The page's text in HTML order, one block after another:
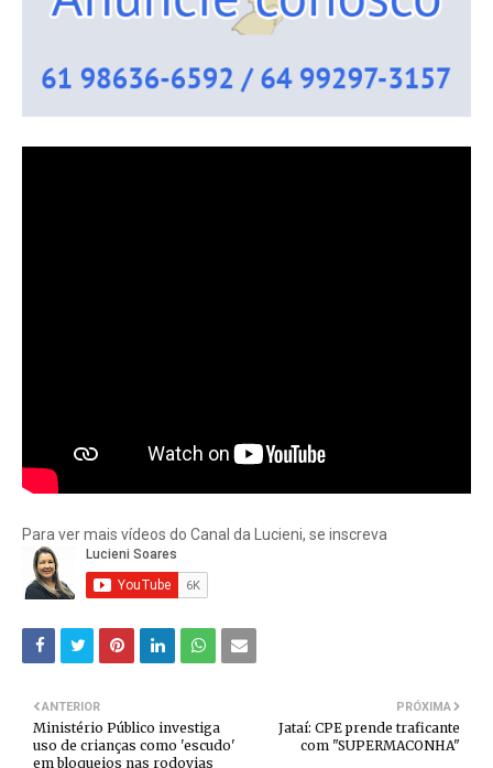
Para ver mais vídeos do Canal da Lucieni, se inscreva
PRÓXIMA
Jataí: CPE prende traficante
com "SUPERMACONHA"
ANTERIOR
Ministério Público investiga
uso de crianças como 'escudo'
em bloqueios nas rodovias